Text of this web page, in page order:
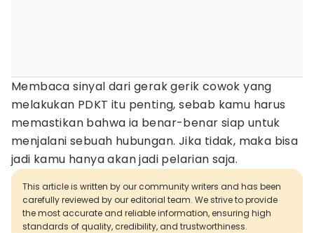
Membaca sinyal dari gerak gerik cowok yang
melakukan PDKT itu penting, sebab kamu harus
memastikan bahwa ia benar-benar siap untuk
menjalani sebuah hubungan. Jika tidak, maka bisa
jadi kamu hanya akan jadi pelarian saja.
This article is written by our community writers and has been
carefully reviewed by our editorial team. We strive to provide
the most accurate and reliable information, ensuring high
standards of quality, credibility, and trustworthiness.